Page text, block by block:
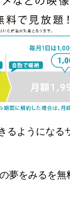
ようになる
夢をみるを